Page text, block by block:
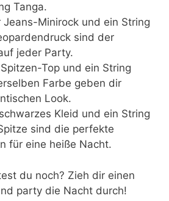
Tanga.
Jeans-Minirock und ein String
sind der
jeder Party.
Top und ein String
Farbe geben dir
Look.
Kleid und ein String
sind die perfekte
für eine heiße Nacht.
du noch? Zieh dir einen
party die Nacht durch!